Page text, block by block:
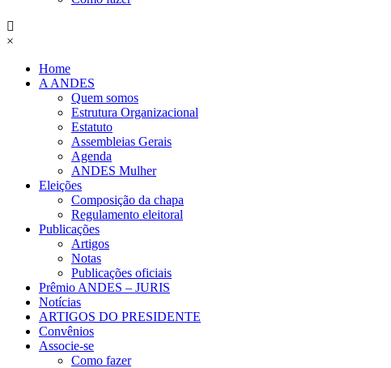
×
Home
A ANDES
Quem somos
Estrutura Organizacional
Estatuto
Assembleias Gerais
Agenda
ANDES Mulher
Eleições
Composição da chapa
Regulamento eleitoral
Publicações
Artigos
Notas
Publicações oficiais
Prêmio ANDES – JURIS
Notícias
ARTIGOS DO PRESIDENTE
Convênios
Associe-se
Como fazer